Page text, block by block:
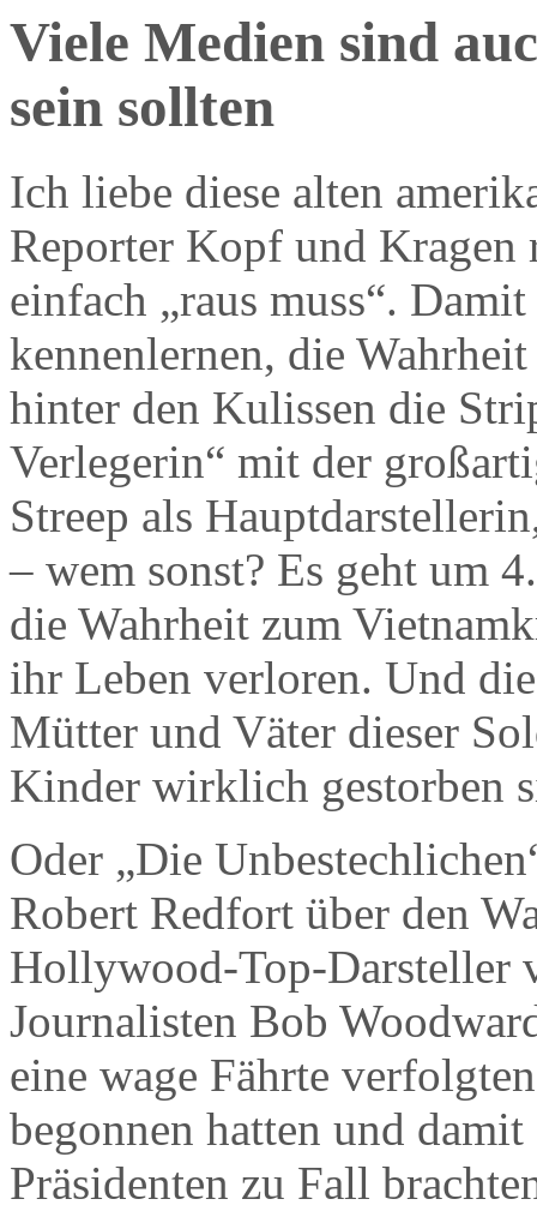
Viele Medien sind
sein sollten
Ich liebe diese alten
Reporter Kopf und Kragen
einfach „raus muss“.
kennenlernen, die
hinter den Kulissen die
Verlegerin“ mit der
Streep als
– wem sonst? Es geht um
die Wahrheit zum
ihr Leben verloren. Und
Mütter und Väter dieser
Kinder wirklich gestorben
Oder „Die
Robert Redfort über den
Hollywood-Top-Darsteller
Journalisten Bob
eine wage Fährte
begonnen hatten und
Präsidenten zu Fall